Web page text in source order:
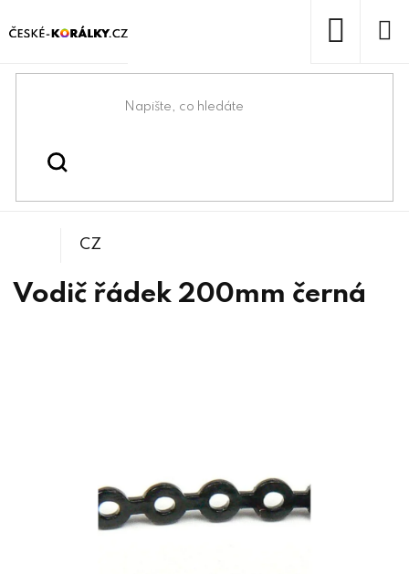
na
Domů
Bižuterní komponenty
Vodič řádek 200mm černá
CZ